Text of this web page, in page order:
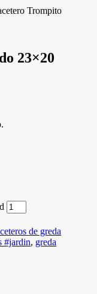
Trompito
23×20
de greda
#jardin, greda